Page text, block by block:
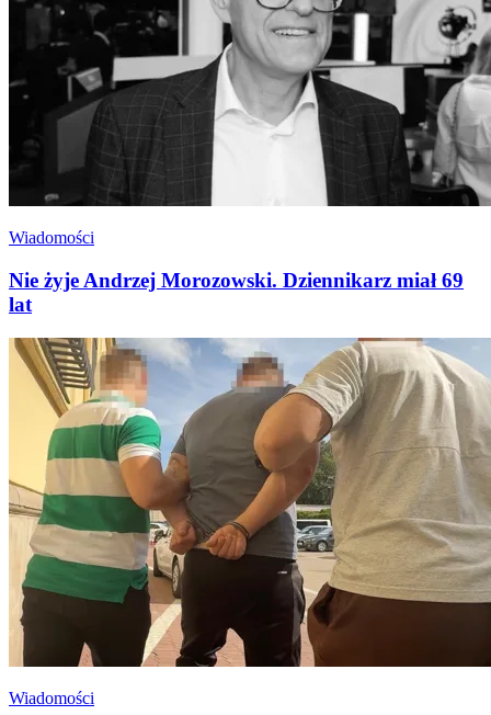
Wiadomości
Nie żyje Andrzej Morozowski. Dziennikarz miał 69
lat
Wiadomości